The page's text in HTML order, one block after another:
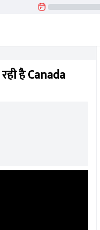
है Canada